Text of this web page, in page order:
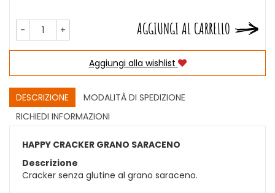
- + AGGIUNGI AL CARRELLO
Aggiungi alla wishlist
DESCRIZIONE
MODALITÀ DI SPEDIZIONE
RICHIEDI INFORMAZIONI
HAPPY CRACKER GRANO SARACENO
Descrizione
Cracker senza glutine al grano saraceno.